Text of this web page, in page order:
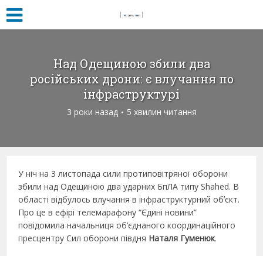
Над Одещиною збили два
російських дрони: є влучання по
інфраструктурі
3 роки назад 5 хвилин читання
У ніч на 3 листопада сили протиповітряної оборони
збили над Одещиною два ударних БпЛА типу Shahed. В
області відбулось влучання в інфраструктурний обʼєкт.
Про це в ефірі телемарафону “Єдині новини”
повідомила начальниця об’єднаного координаційного
пресцентру Сил оборони півдня Наталя Гуменюк.